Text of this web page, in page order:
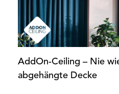
AddOn-Ceiling – Nie
abgehängte Decke